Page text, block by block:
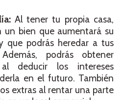
Al tener tu propia casa,
un bien que aumentará su
que podrás heredar a tus
podrás obtener
deducir los intereses
en el futuro. También
extras al rentar una parte